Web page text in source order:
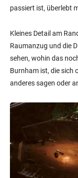
passiert ist, überlebt
Kleines Detail am
Raumanzug und die
sehen, wohin das
Burnham ist, die sich
anderes sagen oder